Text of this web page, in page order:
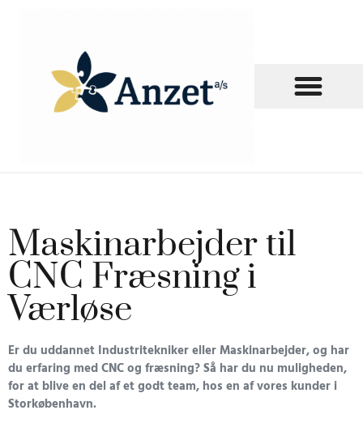
Maskinarbejder til
CNC Fræsning i
Værløse
Er du uddannet Industritekniker eller Maskinarbejder, og har
du erfaring med CNC og fræsning? Så har du nu muligheden,
for at blive en del af et godt team, hos en af vores kunder i
Storkøbenhavn.